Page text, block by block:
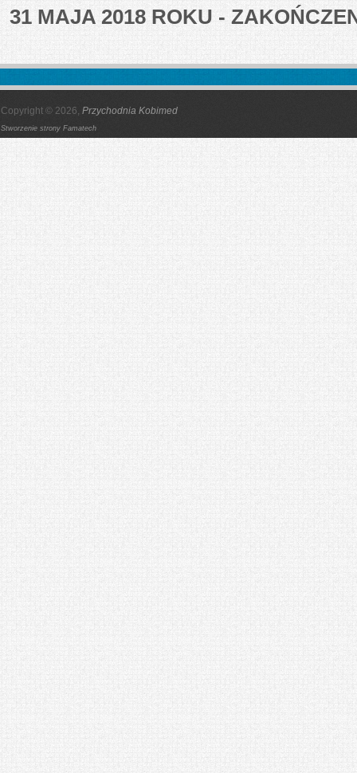
31 MAJA 2018 ROKU -
Copyright © 2026, Przychodnia Kobimed
Stworzenie strony Famatech